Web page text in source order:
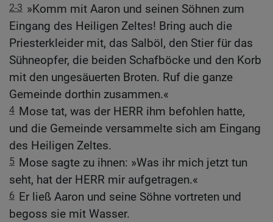
2-3 »Komm mit Aaron und seinen Söhnen zum
Eingang des Heiligen Zeltes! Bring auch die
Priesterkleider mit, das Salböl, den Stier für das
Sühneopfer, die beiden Schafböcke und den Korb
mit den ungesäuerten Broten. Ruf die ganze
Gemeinde dorthin zusammen.«
4 Mose tat, was der HERR ihm befohlen hatte,
und die Gemeinde versammelte sich am Eingang
des Heiligen Zeltes.
5 Mose sagte zu ihnen: »Was ihr mich jetzt tun
seht, hat der HERR mir aufgetragen.«
6 Er ließ Aaron und seine Söhne vortreten und
begoss sie mit Wasser.